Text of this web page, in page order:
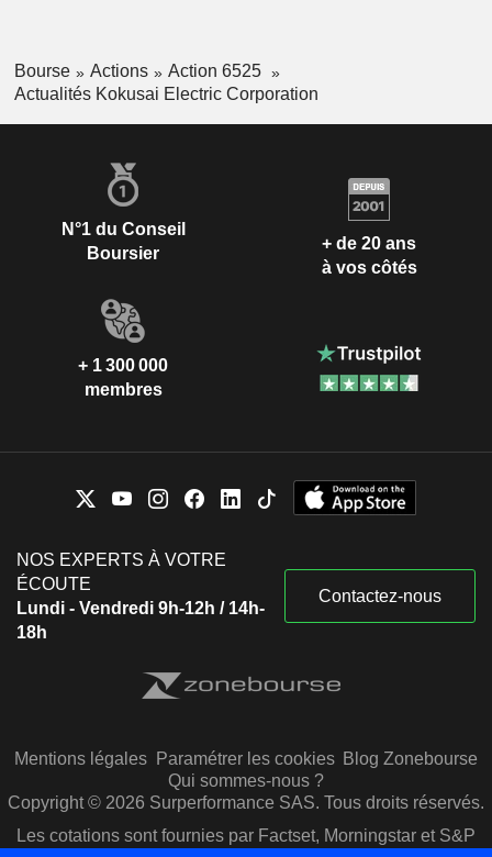
Bourse Actions
Action 6525
Actualités Kokusai Electric Corporation
N°1 du Conseil
Boursier
+ de 20 ans
à vos côtés
+ 1 300 000
membres
NOS EXPERTS À VOTRE
ÉCOUTE
Lundi - Vendredi 9h-12h / 14h-
18h
Contactez-nous
Mentions légales Paramétrer les cookies Blog Zonebourse
Qui sommes-nous ?
Copyright © 2026 Surperformance SAS. Tous droits réservés.
Les cotations sont fournies par Factset, Morningstar et S&P